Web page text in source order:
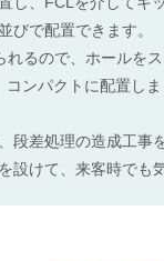
びで配置できます。
るので、ホールをス
ンパクトに配置しま
段差処理の造成工事
設けて、来客時でも